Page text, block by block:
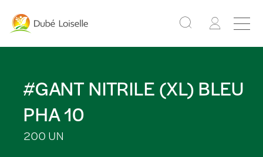
#GANT NITRILE (XL) BLEU
PHA 10
200 UN